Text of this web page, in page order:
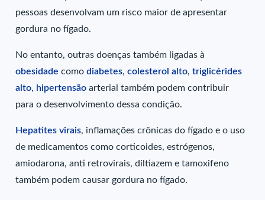
pessoas desenvolvam um risco maior de apresentar
gordura no fígado.
No entanto, outras doenças também ligadas à
obesidade comodiabetes,colesterol alto,triglicérides
alto, hipertensão arterial também podem contribuir
para o desenvolvimento dessa condição.
Hepatites virais, inflamações crônicas do fígado e o uso
de medicamentos como corticoides, estrógenos,
amiodarona, anti retrovirais, diltiazem e tamoxifeno
também podem causar gordura no fígado.